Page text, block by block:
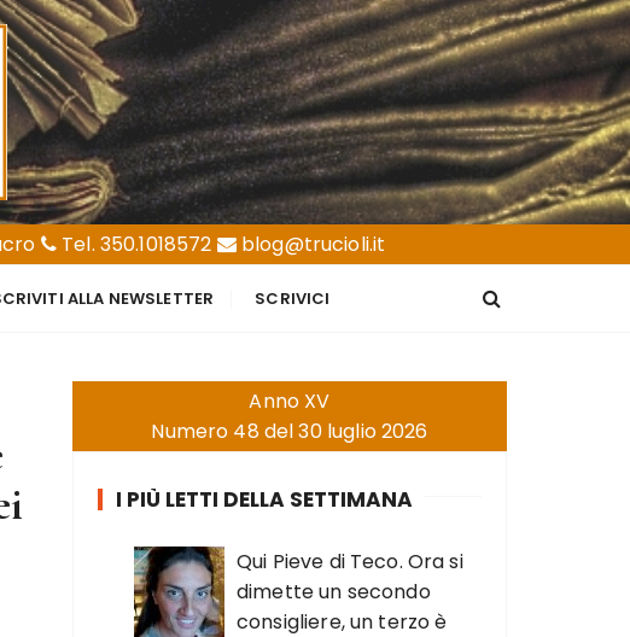
Tel. 350.1018572 blog@trucioli.it
ALLA NEWSLETTER SCRIVICI
Anno XV
Numero 48 del 30 luglio 2026
I PIÙ LETTI DELLA SETTIMANA
Qui Pieve di Teco. Ora si
dimette un secondo
consigliere, un terzo è